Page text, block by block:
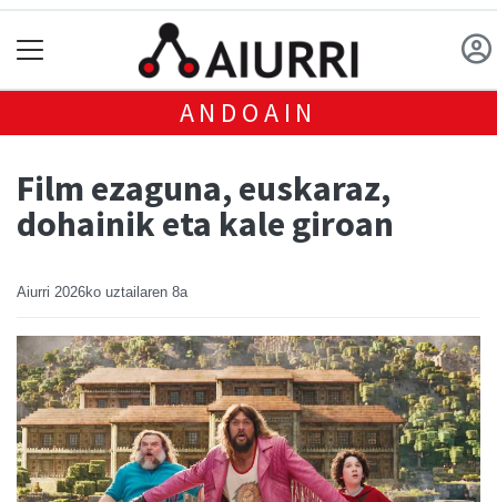
ANDOAIN
Film ezaguna, euskaraz,
dohainik eta kale giroan
Aiurri 2026ko uztailaren 8a